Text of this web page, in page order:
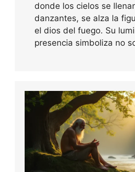
donde los cielos se
danzantes, se alza la
el dios del fuego. Su
presencia simboliza no